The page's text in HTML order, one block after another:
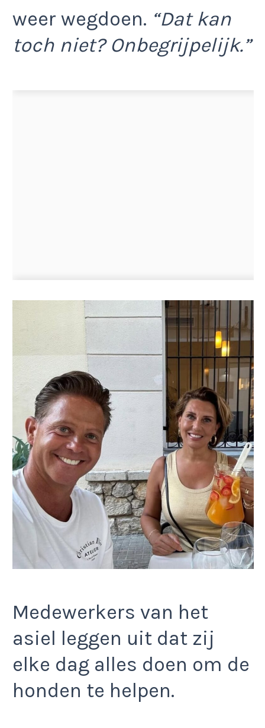
weer wegdoen. “Dat kan
toch niet? Onbegrijpelijk.”
Medewerkers van het
asiel leggen uit dat zij
elke dag alles doen om de
honden te helpen.